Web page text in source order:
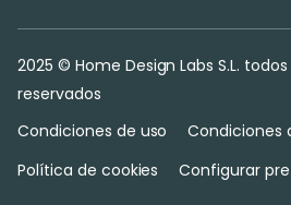
2025 © Home Design Labs S.L.
reservados
Condiciones de uso
Condiciones
Política de cookies
Configurar